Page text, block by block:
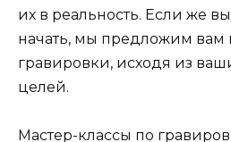
их в реальность. Если же вы
начать, мы предложим вам
гравировки, исходя из
целей.
Мастер-классы по